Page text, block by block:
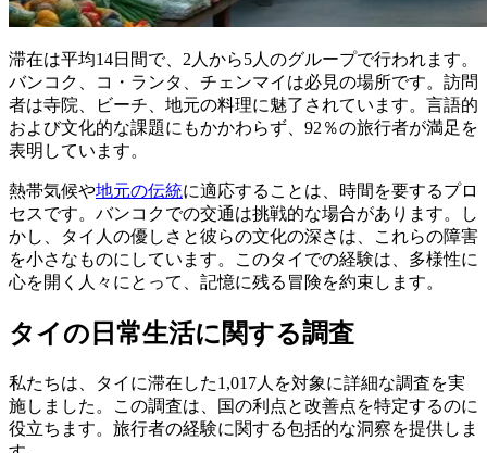
滞在は平均14日間で、2人から5人のグループで行われます。
バンコク、コ・ランタ、チェンマイは必見の場所です。訪問
者は寺院、ビーチ、地元の料理に魅了されています。言語的
および文化的な課題にもかかわらず、92％の旅行者が満足を
表明しています。
熱帯気候や地元の伝統に適応することは、時間を要するプロ
セスです。バンコクでの交通は挑戦的な場合があります。し
かし、タイ人の優しさと彼らの文化の深さは、これらの障害
を小さなものにしています。このタイでの経験は、多様性に
心を開く人々にとって、記憶に残る冒険を約束します。
タイの日常生活に関する調査
私たちは、タイに滞在した1,017人を対象に詳細な調査を実
施しました。この調査は、国の利点と改善点を特定するのに
役立ちます。旅行者の経験に関する包括的な洞察を提供しま